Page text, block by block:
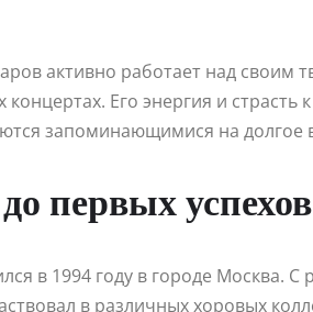
активно работает над своим
концертах. Его энергия и
запоминающимися на долгое
первых успехов
в 1994 году в городе Москва.
в различных хоровых